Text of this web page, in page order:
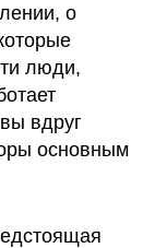
о
люди,
вдруг
основным